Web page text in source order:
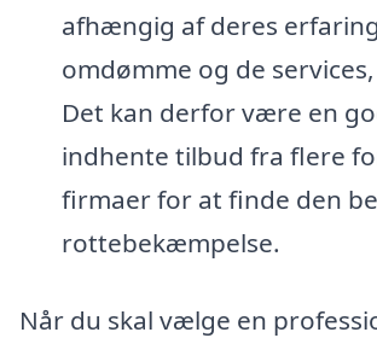
afhængig af deres
omdømme og de
Det kan derfor være en
indhente tilbud fra flere
firmaer for at finde den
rottebekæmpelse.
Når du skal vælge en